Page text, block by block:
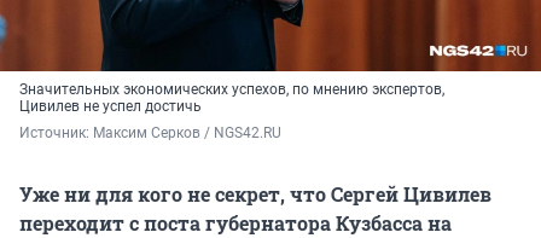
Значительных экономических успехов, по мнению экспертов,
Цивилев не успел достичь
Источник: Максим Серков / NGS42.RU
Уже ни для кого не секрет, что Сергей Цивилев
переходит с поста губернатора Кузбасса на